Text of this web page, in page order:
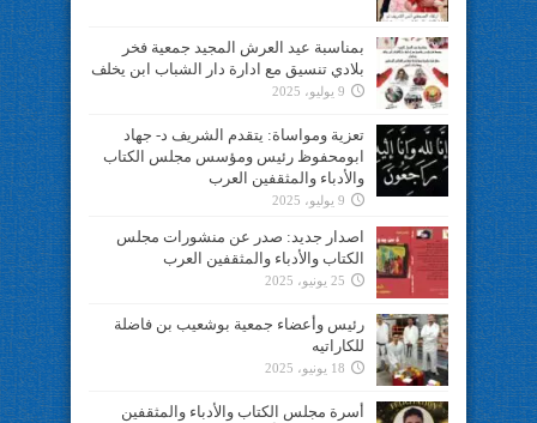
بمناسبة عيد العرش المجيد جمعية فخر
بلادي تنسيق مع ادارة دار الشباب ابن يخلف
9 يوليو، 2025
تعزية ومواساة: يتقدم الشريف د- جهاد
ابومحفوظ رئيس ومؤسس مجلس الكتاب
والأدباء والمثقفين العرب
9 يوليو، 2025
اصدار جديد: صدر عن منشورات مجلس
الكتاب والأدباء والمثقفين العرب
25 يونيو، 2025
رئيس وأعضاء جمعية بوشعيب بن فاضلة
للكاراتيه
18 يونيو، 2025
أسرة مجلس الكتاب والأدباء والمثقفين